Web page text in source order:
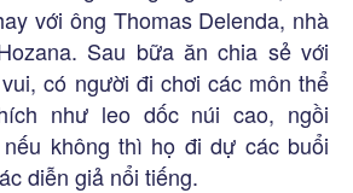
với ông Thomas Delenda, nhà
Sau bữa ăn chia sẻ với
có người đi chơi các môn thể
như leo dốc núi cao, ngồi
không thì họ đi dự các buổi
diễn giả nổi tiếng.